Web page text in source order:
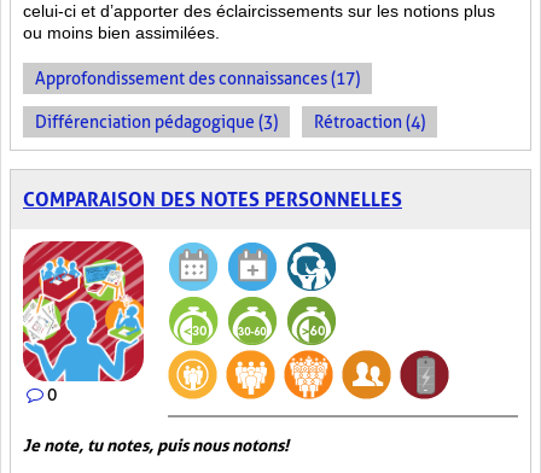
celui-ci et d’apporter des éclaircissements sur les notions plus
ou moins bien assimilées.
Approfondissement des connaissances (17)
Différenciation pédagogique (3) Rétroaction (4)
COMPARAISON DES NOTES PERSONNELLES
0
Je note, tu notes, puis nous notons!